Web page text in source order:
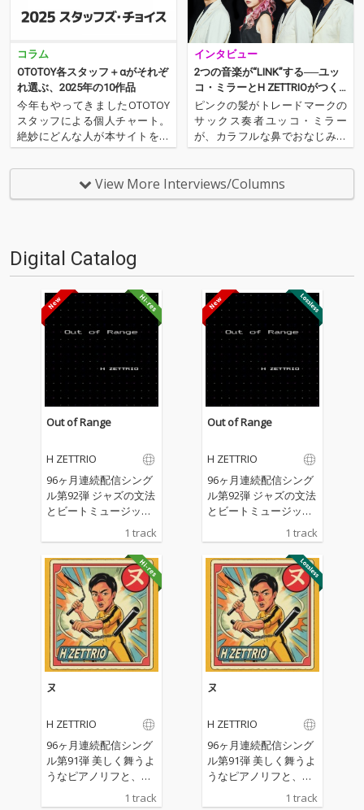
コラム
OTOTOY各スタッフ＋αがそれぞ
れ選ぶ、2025年の10作品
今年もやってきましたOTOTOY
スタッフによる個人チャート。
絶妙にどんな人が本サイトを運
営しているのか？ そんな自己
紹介もちょっとかねておりま
す。2025年は、それぞれなにを
聴いてOTOTOYを作っていたの
インタビュー
2つの音楽が“LINK”する──ユッ
コ・ミラーとH ZETTRIOがつく
りあげる、異色でエキサイティ
ングなグルーヴ
ピンクの髪がトレードマークの
サックス奏者ユッコ・ミラー
が、カラフルな鼻でおなじみの
ピアノ・トリオ、H ZETTRIOと
手を組んだ。実力派同士の異色
のタッグが作り上げた楽曲群
は、それぞれが5曲ずつ書き下
View More Interviews/Columns
Digital Catalog
Out of Range
H ZETTRIO
96ヶ月連続配信シング
ル第92弾 ジャズの文法
とビートミュージック
的な一曲 目まぐるしく
展開を繰り返しなが
ら、楽曲は既存の枠組
みから逸脱し、予測不
能な領域へと広がって
いく。
1 track
Out of Range
H ZETTRIO
96ヶ月連続配信シング
ル第92弾 ジャズの文法
とビートミュージック
の感覚が交錯する実験
的な一曲 目まぐるしく
展開を繰り返しなが
ら、楽曲は既存の枠組
みから逸脱し、予測不
能な領域へと広がって
いく。
1 track
ヌ
H ZETTRIO
96ヶ月連続配信シング
ル第91弾 美しく舞うよ
うなピアノリフと、土
リズム、そして軽やか
1 track
ヌ
H ZETTRIO
96ヶ月連続配信シング
ル第91弾 美しく舞うよ
うなピアノリフと、土
着的な躍動感を宿した
リズム、そして軽やか
1 track